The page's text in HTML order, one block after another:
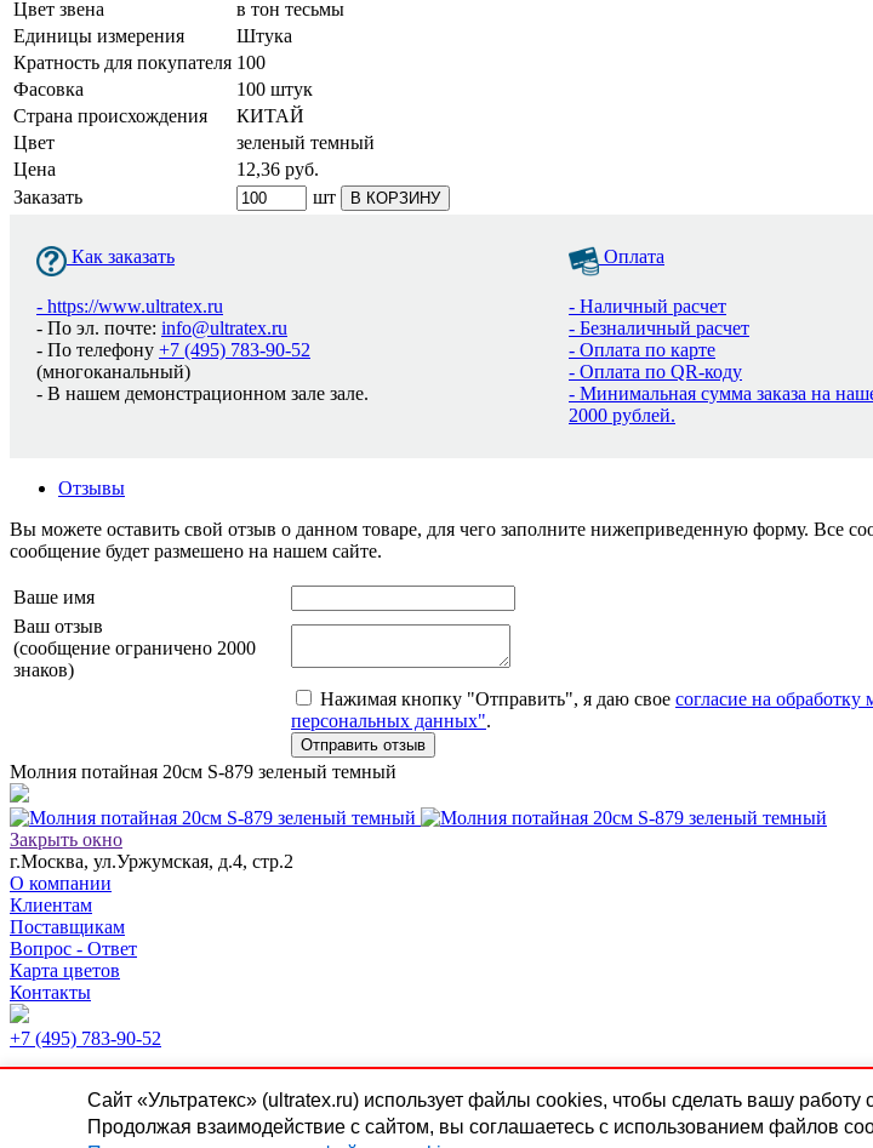
Цвет звена
в тон тесьмы
Единицы измерения
Штука
Кратность для покупателя 100
Фасовка
100 штук
Страна происхождения
КИТАЙ
Цвет
зеленый темный
Цена
12,36 руб.
Заказать
шт В КОРЗИНУ
Как заказать
- https://www.ultratex.ru
- По эл. почте: info@ultratex.ru
- По телефону +7 (495) 783-90-52
(многоканальный)
- В нашем демонстрационном зале зале.
Оплата
- Наличный расчет
- Безналичный расчет
- Оплата по карте
- Оплата по QR-коду
- Минимальная сумма заказа на
2000 рублей.
Отзывы
Вы можете оставить свой отзыв о данном товаре, для чего заполните нижеприведенную форму. Все
сообщение будет размешено на нашем сайте.
Ваше имя
Ваш отзыв
(сообщение ограничено 2000
знаков)
Нажимая кнопку "Отправить", я даю свое согласие на
персональных данных".
Молния потайная 20см S-879 зеленый темный
Закрыть окно
г.Москва, ул.Уржумская, д.4, стр.2
О компании
Клиентам
Поставщикам
Вопрос - Ответ
Карта цветов
Контакты
+7 (495) 783-90-52
9:00-17:00
выходной
Сайт «Ультратекс» (ultratex.ru) использует файлы cookies, чтобы сделать вашу работу
Продолжая взаимодействие с сайтом, вы соглашаетесь с использованием файлов